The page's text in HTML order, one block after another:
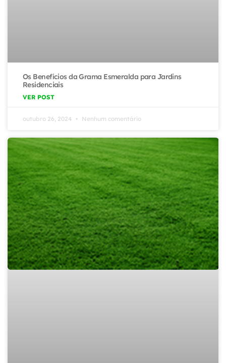
Os Benefícios da Grama Esmeralda para Jardins
Residenciais
VER POST
outubro 26, 2024 Nenhum comentário